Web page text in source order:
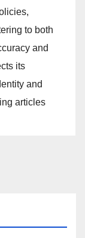
to both
and
its
and
articles